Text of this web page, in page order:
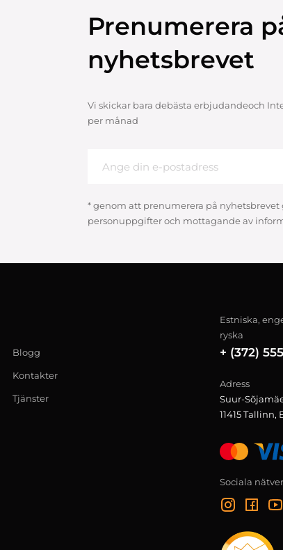
Prenumerera
nyhetsbrevet
Vi skickar bara debästa erbjudandeoch
per månad
* genom att prenumerera på
personuppgifter och mottagande av
Blogg
Kontakter
Tjänster
Estniska,
ryska
+ (372)
Adress
Suur-
11415 Tallinn,
Sociala